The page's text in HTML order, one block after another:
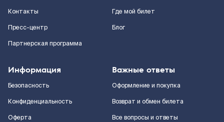
Контакты
Пресс-центр
Партнерская программа
Где мой билет
Блог
Информация
Безопасность
Конфиденциальность
Оферта
Важные ответы
Оформление и покупка
Возврат и обмен билета
Все вопросы и ответы